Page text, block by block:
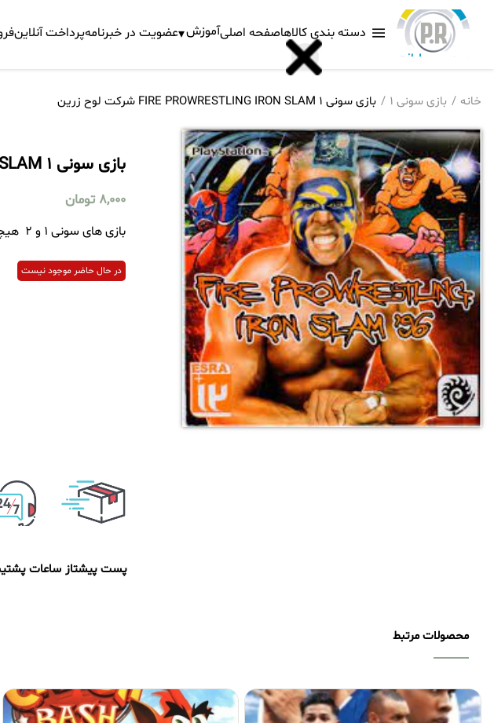
دسته بندی کالاهاصفحه اصلیآموزش عضویت در خبرنامهپرداخت آنلاین
خانه بازی سونی 1 بازی سونی 1 FIRE PROWRESTLING IRON SLAM شرکت لوح زرین
بازی سونی 1 FIRE PROWRESTLING IRON SLAM شرکت لوح زرین
8,000 تومان
بازی های سونی 1 و 2 هیچگونه ضمانت و گارانتی ندارند .
در حال حاضر موجود نیست
پست پیشتاز ساعات پشتیبانی 10
محصولات مرتبط